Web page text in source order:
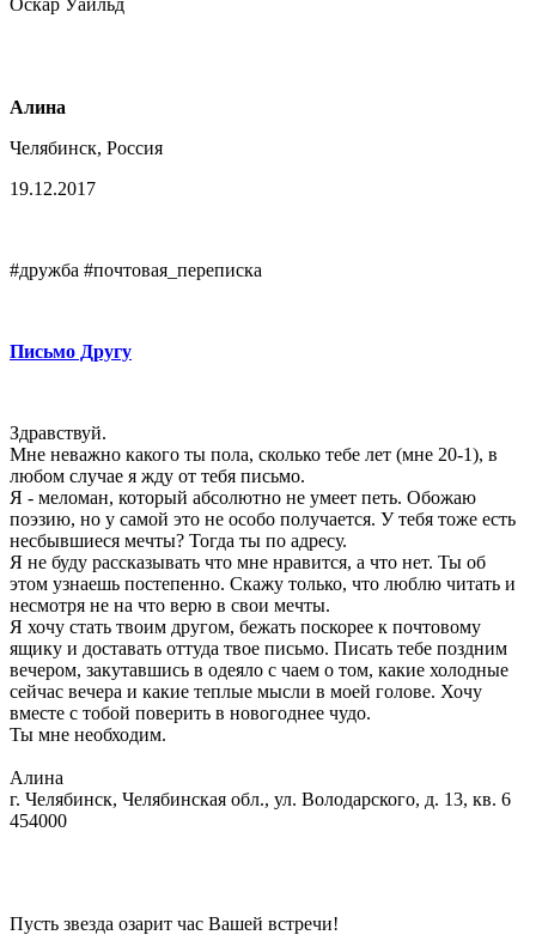
Алина
Челябинск, Россия
19.12.2017
#дружба #почтовая_переписка
Письмо Другу
Здравствуй.
Мне неважно какого ты пола, сколько тебе лет (мне 20-1), в
любом случае я жду от тебя письмо.
Я - меломан, который абсолютно не умеет петь. Обожаю
поэзию, но у самой это не особо получается. У тебя тоже есть
несбывшиеся мечты? Тогда ты по адресу.
Я не буду рассказывать что мне нравится, а что нет. Ты об
этом узнаешь постепенно. Скажу только, что люблю читать и
несмотря не на что верю в свои мечты.
Я хочу стать твоим другом, бежать поскорее к почтовому
ящику и доставать оттуда твое письмо. Писать тебе поздним
вечером, закутавшись в одеяло с чаем о том, какие холодные
сейчас вечера и какие теплые мысли в моей голове. Хочу
вместе с тобой поверить в новогоднее чудо.
Ты мне необходим.
Алина
г. Челябинск, Челябинская обл., ул. Володарского, д. 13, кв. 6
454000
Пусть звезда озарит час Вашей встречи!